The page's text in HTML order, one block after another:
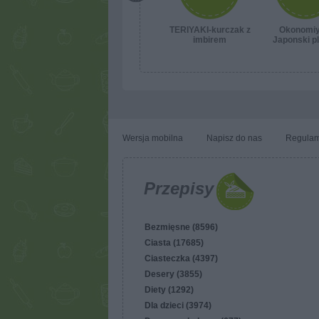
TERIYAKI-kurczak z
imbirem
Japonski
Wersja mobilna Napisz do nas
Przepisy
Bezmięsne (8596)
Ciasta (17685)
Ciasteczka (4397)
Desery (3855)
Diety (1292)
Dla dzieci (3974)